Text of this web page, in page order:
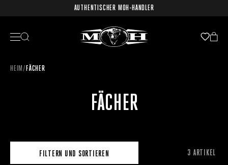
AUTHENTISCHER MOH-HÄNDLER
HEIM/ FÄCHER
FÄCHER
FILTERN UND SORTIEREN 3 ARTIKEL